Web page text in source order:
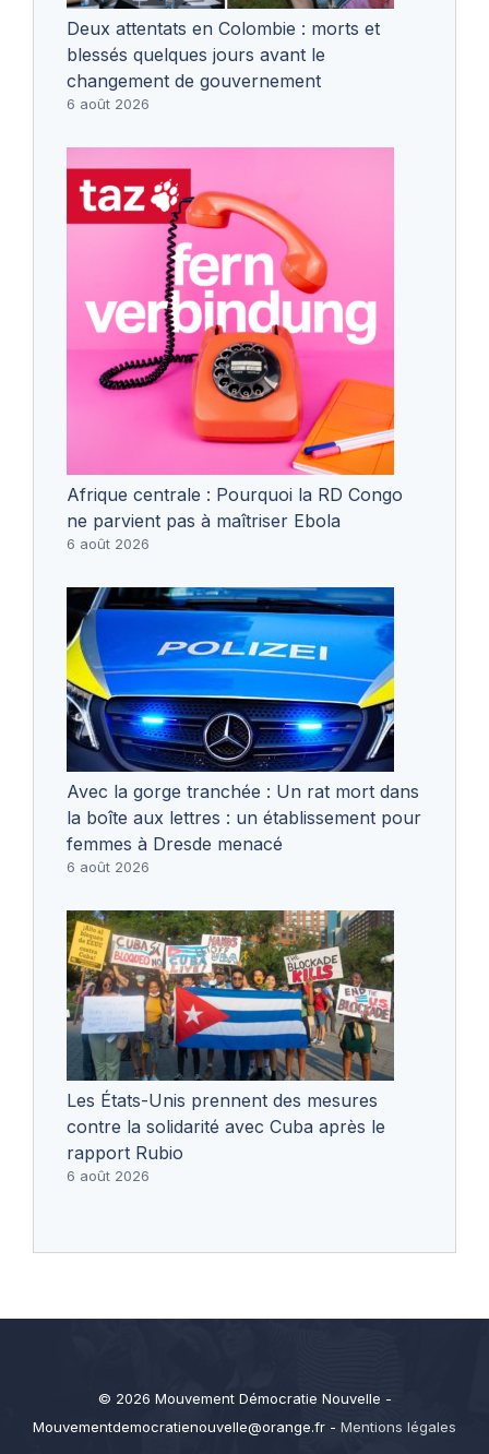
Deux attentats en Colombie : morts et
blessés quelques jours avant le
changement de gouvernement
6 août 2026
Afrique centrale : Pourquoi la RD Congo
ne parvient pas à maîtriser Ebola
6 août 2026
Avec la gorge tranchée : Un rat mort dans
la boîte aux lettres : un établissement pour
femmes à Dresde menacé
6 août 2026
Les États-Unis prennent des mesures
contre la solidarité avec Cuba après le
rapport Rubio
6 août 2026
© 2026 Mouvement Démocratie Nouvelle -
Mouvementdemocratienouvelle@orange.fr - Mentions légales